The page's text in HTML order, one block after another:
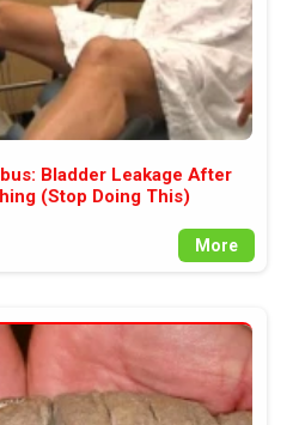
Bladder Leakage After
(Stop Doing This)
More